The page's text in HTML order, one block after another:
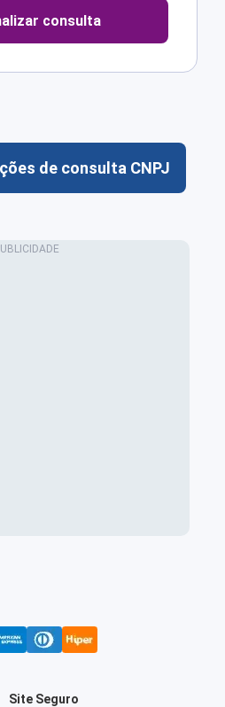
consulta
de consulta CNPJ
Site Seguro